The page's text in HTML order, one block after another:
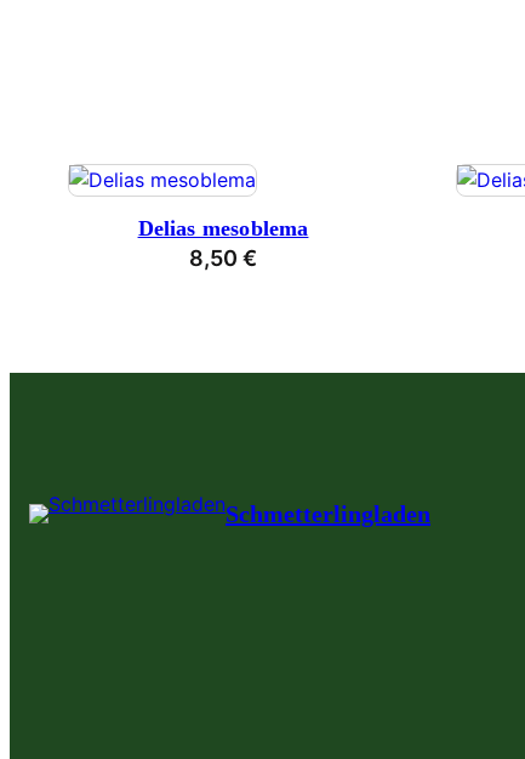
Delias mesoblema
8,50 €
Schmetterlingladen